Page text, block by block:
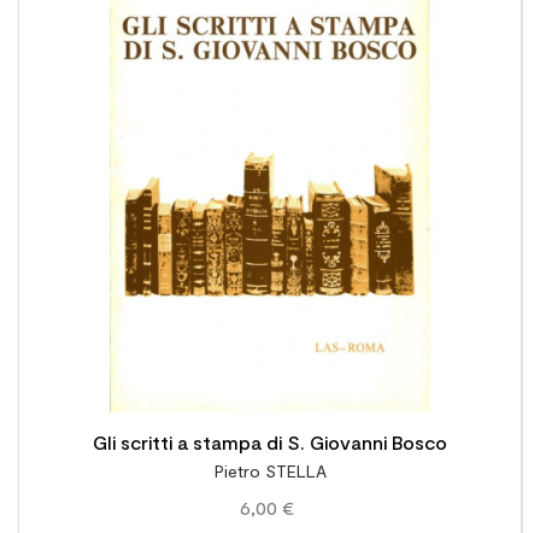
Gli scritti a stampa di S. Giovanni Bosco
Pietro STELLA
6,00 €